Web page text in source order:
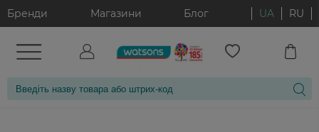
Бренди Магазини Блог UA RU